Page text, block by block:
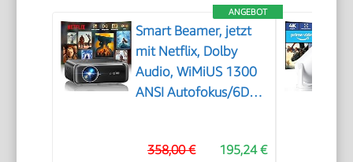
ANGEBOT
Smart Beamer, jetzt
mit Netflix, Dolby
Audio, WiMiUS 1300
ANSI Autofokus/6D
Unterstützt, WiFi195,24 €
358,00 €